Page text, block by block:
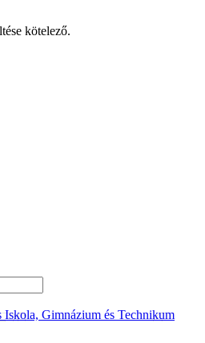
kötelező.
Gimnázium és Technikum